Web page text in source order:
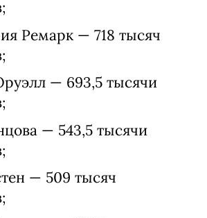
году вошли:
— 1,3 миллиона
— 916,2 тысячи
— 848 тысяч
Ремарк — 718 тысяч